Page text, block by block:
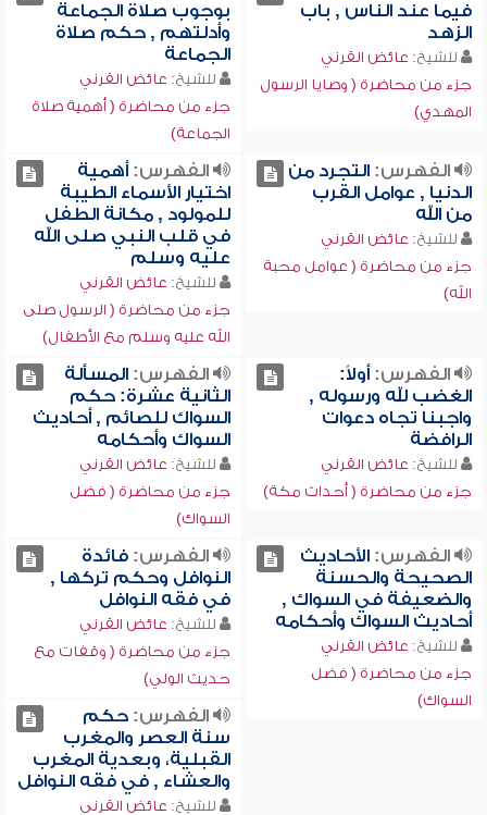
فيما عند الناس , باب
الزهد
للشيخ: عائض القرني
جزء من محاضرة ( وصايا الرسول
المهدي)
بوجوب صلاة الجماعة
وأدلتهم , حكم صلاة
الجماعة
للشيخ: عائض القرني
جزء من محاضرة ( أهمية صلاة
الجماعة)
الفهرس:التجرد من
الدنيا , عوامل القرب
من الله
للشيخ: عائض القرني
جزء من محاضرة ( عوامل محبة
الله)
الفهرس:أهمية
اختيار الأسماء الطيبة
للمولود , مكانة الطفل
في قلب النبي صلى الله
عليه وسلم
للشيخ: عائض القرني
جزء من محاضرة ( الرسول صلى
الله عليه وسلم مع الأطفال)
الفهرس:أولاً:
الغضب لله ورسوله ,
واجبنا تجاه دعوات
الرافضة
للشيخ: عائض القرني
جزء من محاضرة ( أحداث مكة)
الفهرس:المسألة
الثانية عشرة: حكم
السواك للصائم , أحاديث
السواك وأحكامه
للشيخ: عائض القرني
جزء من محاضرة ( فضل
السواك)
الفهرس:الأحاديث
الصحيحة والحسنة
والضعيفة في السواك ,
أحاديث السواك وأحكامه
للشيخ: عائض القرني
جزء من محاضرة ( فضل
السواك)
الفهرس:فائدة
النوافل وحكم تركها ,
في فقه النوافل
للشيخ: عائض القرني
جزء من محاضرة ( وقفات مع
حديث الولي)
الفهرس:حكم
سنة العصر والمغرب
القبلية، وبعدية المغرب
والعشاء , في فقه النوافل
للشيخ: عائض القرني